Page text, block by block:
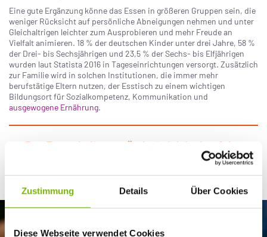
Zustimmung Details Über Cookies
Diese Webseite verwendet Cookies
Eine gute Ergänzung könne das Essen in größeren Gruppen sein, die
weniger Rücksicht auf persönliche Abneigungen nehmen und unter
Gleichaltrigen leichter zum Ausprobieren und mehr Freude an
Vielfalt animieren. 18 % der deutschen Kinder unter drei Jahre, 58 %
der Drei- bis Sechsjährigen und 23,5 % der Sechs- bis Elfjährigen
wurden laut Statista 2016 in Tageseinrichtungen versorgt. Zusätzlich
zur Familie wird in solchen Institutionen, die immer mehr
berufstätige Eltern nutzen, der Esstisch zu einem wichtigen
Bildungsort für Sozialkompetenz, Kommunikation und
ausgewogene Ernährung.
Das Essverhalten verändert sich im Lauf des